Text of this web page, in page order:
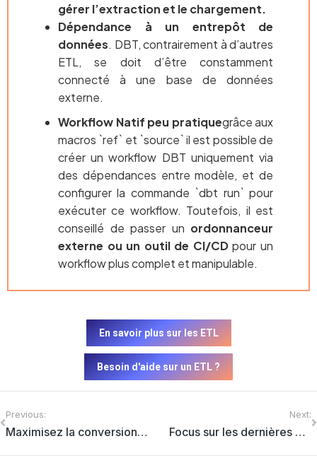
gérer l’extraction et le chargement.
Dépendance à un entrepôt de
données. DBT, contrairement à d’autres
ETL, se doit d’être constamment
connecté à une base de données
externe.
Workflow Natif peu pratiquegrâce aux
macros `ref` et `source` il est possible de
créer un workflow DBT uniquement via
des dépendances entre modèle, et de
configurer la commande `dbt run` pour
exécuter ce workflow. Toutefois, il est
conseillé de passer un ordonnanceur
externe ou un outil de CI/CDpour un
workflow plus complet et manipulable.
En savoir plus sur les ETL
Besoin d'aide sur un ETL ?
Previous:
Maximisez la conversion d’Univers UNV vers UNX sur SAP BO avec la suite 360
Next:
Focus sur les dernières nouveautés de SAP Analytics Cloud